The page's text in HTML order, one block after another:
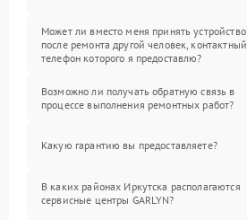
Может ли вместо меня принять устройство
после ремонта другой человек, контактный
телефон которого я предоставлю?
Возможно ли получать обратную связь в
процессе выполнения ремонтных работ?
Какую гарантию вы предоставляете?
В каких районах Иркутска располагаются
сервисные центры GARLYN?